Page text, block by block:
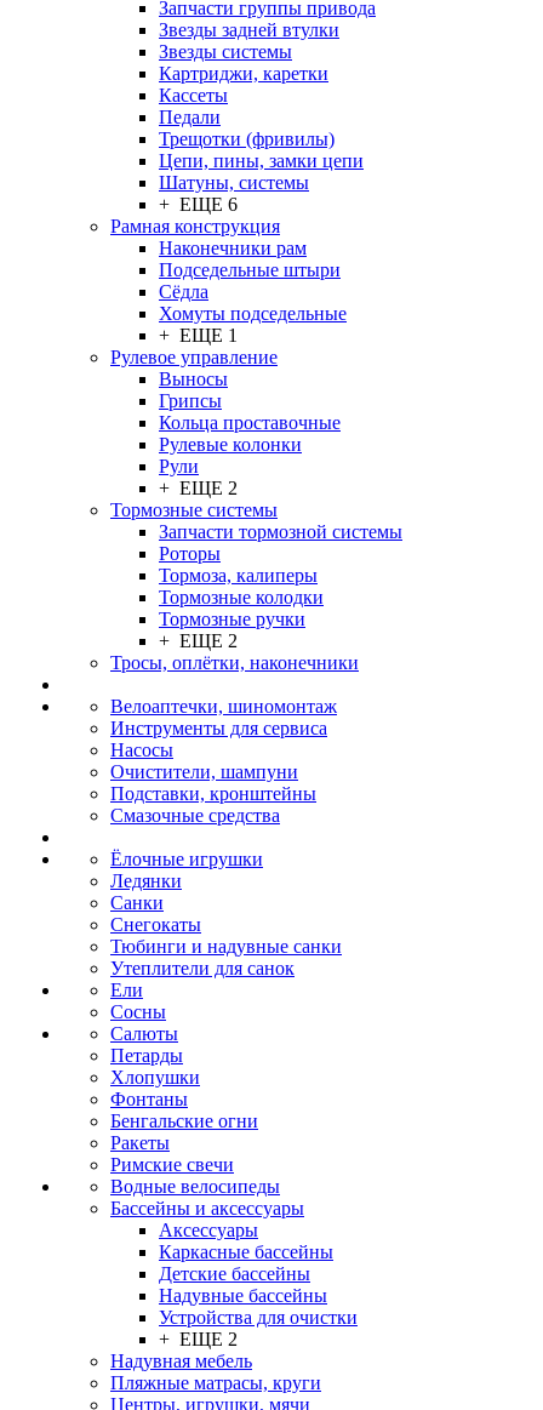
Запчасти группы привода
Звезды задней втулки
Звезды системы
Картриджи, каретки
Кассеты
Педали
Трещотки (фривилы)
Цепи, пины, замки цепи
Шатуны, системы
+ ЕЩЕ 6
Рамная конструкция
Наконечники рам
Подседельные штыри
Сёдла
Хомуты подседельные
+ ЕЩЕ 1
Рулевое управление
Выносы
Грипсы
Кольца проставочные
Рулевые колонки
Рули
+ ЕЩЕ 2
Тормозные системы
Запчасти тормозной системы
Роторы
Тормоза, калиперы
Тормозные колодки
Тормозные ручки
+ ЕЩЕ 2
Тросы, оплётки, наконечники
Велоаптечки, шиномонтаж
Инструменты для сервиса
Насосы
Очистители, шампуни
Подставки, кронштейны
Смазочные средства
Ёлочные игрушки
Ледянки
Санки
Снегокаты
Тюбинги и надувные санки
Утеплители для санок
Ели
Сосны
Салюты
Петарды
Хлопушки
Фонтаны
Бенгальские огни
Ракеты
Римские свечи
Водные велосипеды
Бассейны и аксессуары
Аксессуары
Каркасные бассейны
Детские бассейны
Надувные бассейны
Устройства для очистки
+ ЕЩЕ 2
Надувная мебель
Пляжные матрасы, круги
Центры, игрушки, мячи